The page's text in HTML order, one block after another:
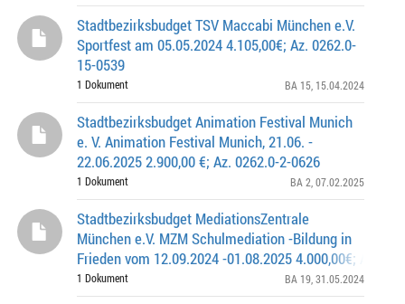
Stadtbezirksbudget TSV Maccabi München e.V.
Sportfest am 05.05.2024 4.105,00€; Az. 0262.0-
15-0539
1 Dokument BA 15 , 15.04.2024
Stadtbezirksbudget Animation Festival Munich
e. V. Animation Festival Munich, 21.06. -
22.06.2025 2.900,00 €; Az. 0262.0-2-0626
1 Dokument BA 2 , 07.02.2025
Stadtbezirksbudget MediationsZentrale
München e.V. MZM Schulmediation -Bildung in
Frieden vom 12.09.2024 -01.08.2025 4.000,00€; Az.
0519
1 Dokument BA 19 , 31.05.2024